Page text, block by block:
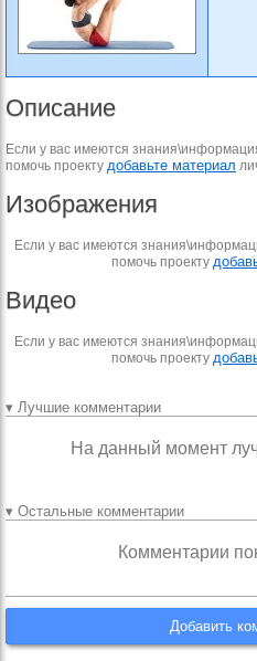
Описание
Если у вас имеются
помочь проекту добавьте материал
Изображения
Если у вас имеются
помочь проекту
Видео
Если у вас имеются
помочь проекту
▾ Лучшие комментарии
На данный момент
▾ Остальные комментарии
Комментарии
Добавить